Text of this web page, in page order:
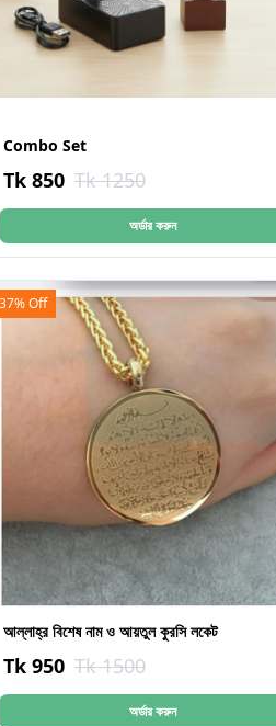
Combo Set
Tk 850 Tk 1250
অর্ডার করুন
37% Off
আল্লাহ্‌র বিশেষ নাম ও আয়তুল কুরসি লকেট
Tk 950 Tk 1500
অর্ডার করুন